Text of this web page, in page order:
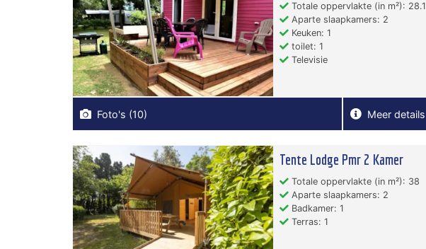
Totale oppervlakte (in m²): 28.1
Aparte slaapkamers: 2
Keuken: 1
toilet: 1
Televisie
Foto's (10) Meer details
Tente Lodge Pmr 2 Kamer
Totale oppervlakte (in m²): 38
Aparte slaapkamers: 2
Badkamer: 1
Terras: 1